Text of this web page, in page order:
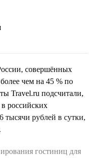
совершённых
чем на 45 % по
Travel.ru подсчитали,
российских
тысячи рублей в сутки,
гостиниц для